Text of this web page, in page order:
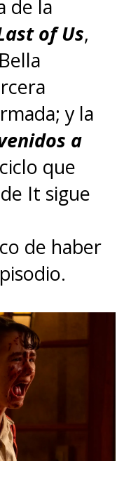
de la
of Us,
y la
a
que
It sigue
de haber